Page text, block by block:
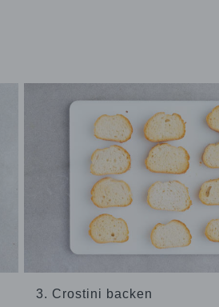
3. Crostini backen